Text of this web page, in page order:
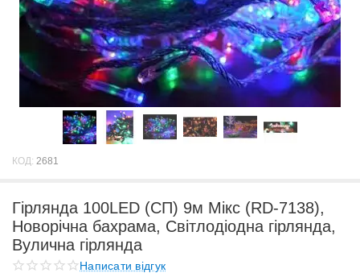
КОД: 2681
Гірлянда 100LED (СП) 9м Мікс (RD-7138),
Новорічна бахрама, Світлодіодна гірлянда,
Вулична гірлянда
Написати відгук